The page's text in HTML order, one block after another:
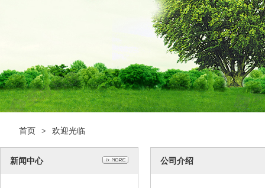
首页 > 欢迎光临
新闻中心 公司介绍